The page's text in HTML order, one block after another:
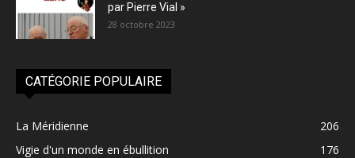
par Pierre Vial »
28 octobre 2023
CATÉGORIE POPULAIRE
La Méridienne
206
Vigie d'un monde en ébullition
176